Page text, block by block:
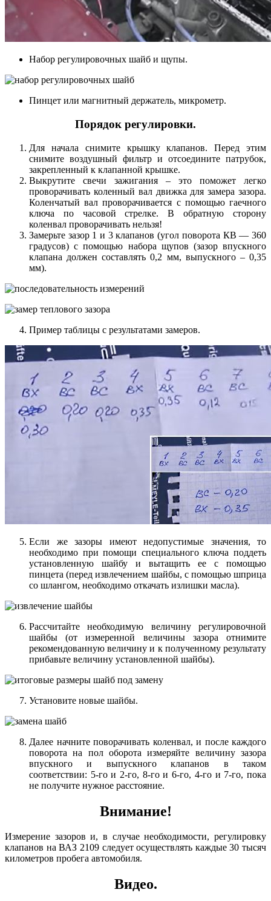
Набор регулировочных шайб и щупы.
Пинцет или магнитный держатель, микрометр.
Порядок регулировки.
Для начала снимите крышку клапанов. Перед этим
снимите воздушный фильтр и отсоедините патрубок,
закрепленный к клапанной крышке.
Выкрутите свечи зажигания – это поможет легко
проворачивать коленный вал движка для замера зазора.
Коленчатый вал проворачивается с помощью гаечного
ключа по часовой стрелке. В обратную сторону
коленвал проворачивать нельзя!
Замерьте зазор 1 и 3 клапанов (угол поворота КВ — 360
градусов) с помощью набора щупов (зазор впускного
клапана должен составлять 0,2 мм, выпускного – 0,35
мм).
Пример таблицы с результатами замеров.
Если же зазоры имеют недопустимые значения, то
необходимо при помощи специального ключа поддеть
установленную шайбу и вытащить ее с помощью
пинцета (перед извлечением шайбы, с помощью шприца
со шлангом, необходимо откачать излишки масла).
Рассчитайте необходимую величину регулировочной
шайбы (от измеренной величины зазора отнимите
рекомендованную величину и к полученному результату
прибавьте величину установленной шайбы).
Установите новые шайбы.
Далее начните поворачивать коленвал, и после каждого
поворота на пол оборота измеряйте величину зазора
впускного и выпускного клапанов в таком
соответствии: 5-го и 2-го, 8-го и 6-го, 4-го и 7-го, пока
не получите нужное расстояние.
Внимание!
Измерение зазоров и, в случае необходимости, регулировку
клапанов на ВАЗ 2109 следует осуществлять каждые 30 тысяч
километров пробега автомобиля.
Видео.